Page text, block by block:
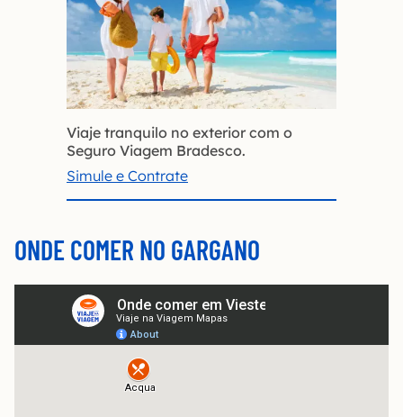
Viaje tranquilo no exterior com o
Seguro Viagem Bradesco.
Simule e Contrate
ONDE COMER NO GARGANO